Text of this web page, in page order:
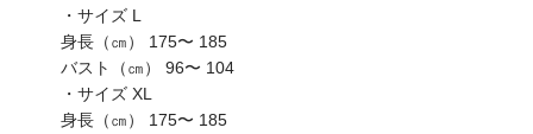
・サイズ L
身長（㎝） 175〜 185
バスト（㎝） 96〜 104
・サイズ XL
身長（㎝） 175〜 185